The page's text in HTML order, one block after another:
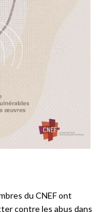
du CNEF ont
contre les abus dans